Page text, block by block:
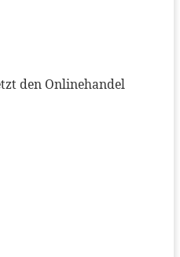
den Onlinehandel